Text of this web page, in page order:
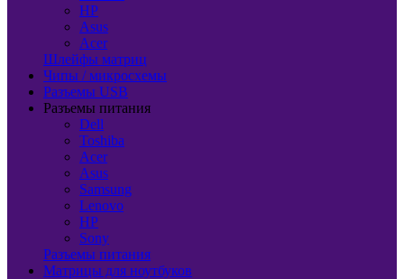
HP
Asus
Acer
Шлейфы матриц
Чипы / микросхемы
Разъемы USB
Разъемы питания
Dell
Toshiba
Acer
Asus
Samsung
Lenovo
HP
Sony
Разъемы питания
Матрицы для ноутбуков